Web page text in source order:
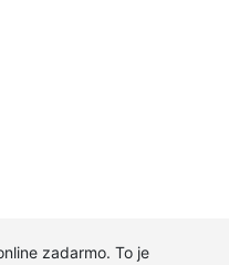
zadarmo. To je